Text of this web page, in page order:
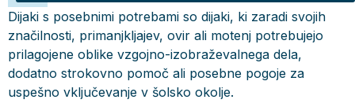
Dijaki s posebnimi potrebami so dijaki, ki zaradi svojih
značilnosti, primanjkljajev, ovir ali motenj potrebujejo
prilagojene oblike vzgojno-izobraževalnega dela,
dodatno strokovno pomoč ali posebne pogoje za
uspešno vključevanje v šolsko okolje.